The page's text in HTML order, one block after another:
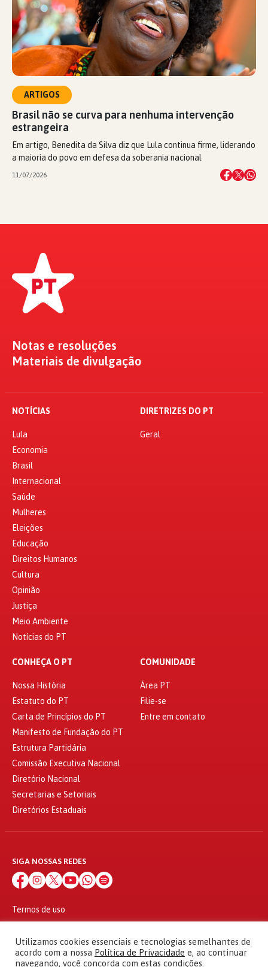
ARTIGOS
Brasil não se curva para nenhuma intervenção
estrangeira
Em artigo, Benedita da Silva diz que Lula continua firme, liderando
a maioria do povo em defesa da soberania nacional
11/07/2026
Notas e resoluções
Materiais de divulgação
NOTÍCIAS
Lula
Economia
Brasil
Internacional
Saúde
Mulheres
Eleições
Educação
Direitos Humanos
Cultura
Opinião
Justiça
Meio Ambiente
Notícias do PT
DIRETRIZES DO PT
Geral
CONHEÇA O PT
Nossa História
Estatuto do PT
Carta de Princípios do PT
Manifesto de Fundação do PT
Estrutura Partidária
Comissão Executiva Nacional
Diretório Nacional
Secretarias e Setoriais
Diretórios Estaduais
COMUNIDADE
Área PT
Filie-se
Entre em contato
SIGA NOSSAS REDES
Termos de uso
© 2010 - 2026
Partido dos Trabalhadores Todos os direitos reservados
Utilizamos cookies essenciais e tecnologias semelhantes de
acordo com a nossa Política de Privacidade e, ao continuar
navegando, você concorda com estas condições.